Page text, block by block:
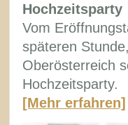
Hochzeitsparty
Vom
späteren
Oberösterreich
Hochzeitsparty.
[Mehr erfahren]